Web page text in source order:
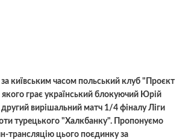
київським часом польський клуб "Проєкт
якого грає український блокуючий Юрій
вирішальний матч 1/4 фіналу Ліги
турецького "Халкбанку". Пропонуємо
трансляцію цього поєдинку за